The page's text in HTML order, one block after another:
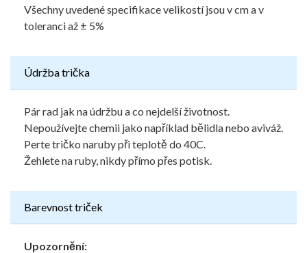
Všechny uvedené specifikace velikostí jsou v cm a v
toleranci až ± 5%
Údržba trička
Pár rad jak na údržbu a co nejdelší životnost.
Nepoužívejte chemii jako například bělidla nebo aviváž.
Perte tričko naruby při teplotě do 40C.
Žehlete na ruby, nikdy přímo přes potisk.
Barevnost triček
Upozornění: